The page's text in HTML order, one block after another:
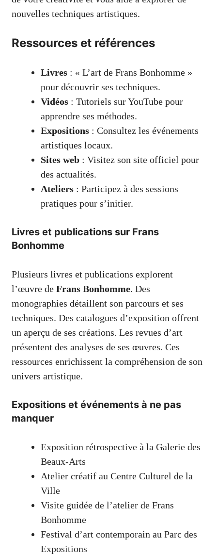
nouvelles techniques artistiques.
Ressources et références
Livres : « L’art de Frans Bonhomme »
pour découvrir ses techniques.
Vidéos : Tutoriels sur YouTube pour
apprendre ses méthodes.
Expositions : Consultez les événements
artistiques locaux.
Sites web : Visitez son site officiel pour
des actualités.
Ateliers : Participez à des sessions
pratiques pour s’initier.
Livres et publications sur Frans
Bonhomme
Plusieurs livres et publications explorent
l’œuvre de Frans Bonhomme. Des
monographies détaillent son parcours et ses
techniques. Des catalogues d’exposition offrent
un aperçu de ses créations. Les revues d’art
présentent des analyses de ses œuvres. Ces
ressources enrichissent la compréhension de son
univers artistique.
Expositions et événements à ne pas
manquer
Exposition rétrospective à la Galerie des
Beaux-Arts
Atelier créatif au Centre Culturel de la
Ville
Visite guidée de l’atelier de Frans
Bonhomme
Festival d’art contemporain au Parc des
Expositions